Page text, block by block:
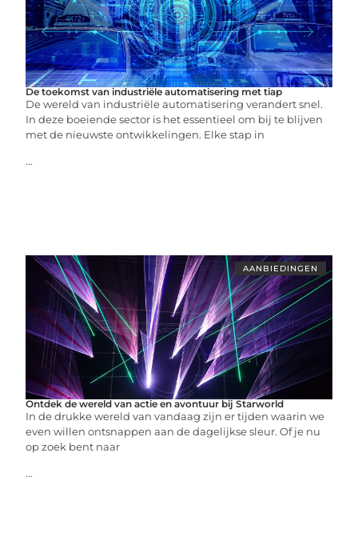
De toekomst van industriële automatisering met tiap
De wereld van industriële automatisering verandert snel.
In deze boeiende sector is het essentieel om bij te blijven
met de nieuwste ontwikkelingen. Elke stap in
...
AANBIEDINGEN
Ontdek de wereld van actie en avontuur bij Starworld
In de drukke wereld van vandaag zijn er tijden waarin we
even willen ontsnappen aan de dagelijkse sleur. Of je nu
op zoek bent naar
...